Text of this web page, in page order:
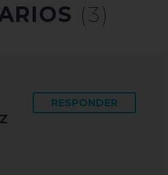
(3)
RESPONDER